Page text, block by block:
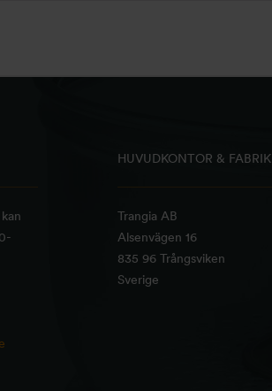
HUVUDKONTOR & FABRIK
Trangia AB
Alsenvägen 16
835 96 Trångsviken
Sverige